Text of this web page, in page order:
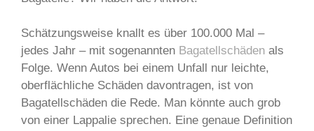
Schätzungsweise knallt es über 100.000 Mal –
jedes Jahr – mit sogenannten Bagatellschäden als
Folge. Wenn Autos bei einem Unfall nur leichte,
oberflächliche Schäden davontragen, ist von
Bagatellschäden die Rede. Man könnte auch grob
von einer Lappalie sprechen. Eine genaue Definition